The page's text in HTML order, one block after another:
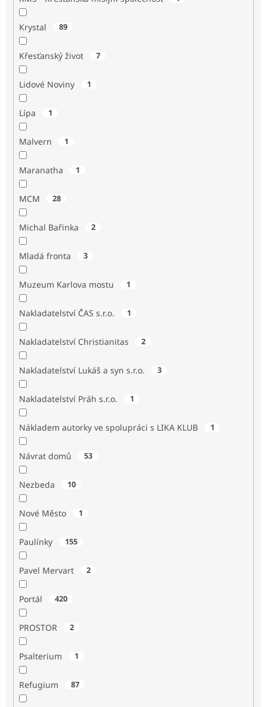
Krystal 89
Křesťanský život 7
Lidové Noviny 1
Lípa 1
Malvern 1
Maranatha 1
MCM 28
Michal Bařinka 2
Mladá fronta 3
Muzeum Karlova mostu 1
Nakladatelství ČAS s.r.o. 1
Nakladatelství Christianitas 2
Nakladatelství Lukáš a syn s.r.o. 3
Nakladatelství Práh s.r.o. 1
Nákladem autorky ve spolupráci s LIKA KLUB 1
Návrat domů 53
Nezbeda 10
Nové Město 1
Paulínky 155
Pavel Mervart 2
Portál 420
PROSTOR 2
Psalterium 1
Refugium 87